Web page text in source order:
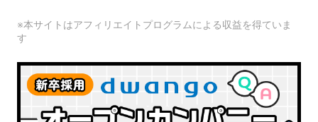
※本サイトはアフィリエイトプログラムによる収益を得ていま
す